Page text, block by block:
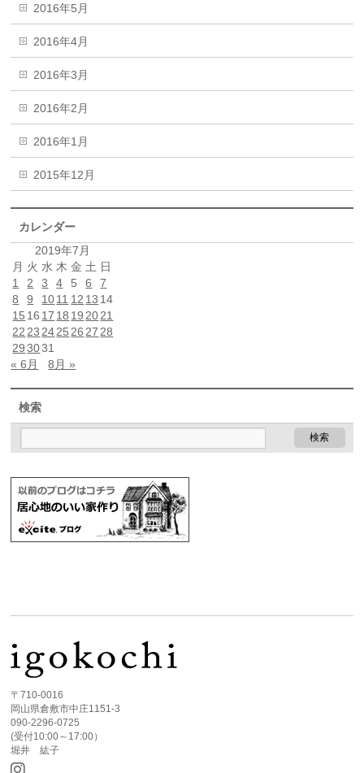
2016年5月
2016年4月
2016年3月
2016年2月
2016年1月
2015年12月
カレンダー
2019年7月
月 火 水 木 金 土 日
1
2 3 4 5 6
7
8
9 1011 12 13 14
15 16 17 18 19 2021
22 23 2425 26 27 28
29 3031
« 6月
8月 »
検索
〒710-0016
岡山県倉敷市中庄1151-3
090-2296-0725
(受付10:00～17:00）
堀井 紘子